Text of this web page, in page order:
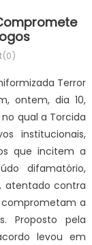
Terror
ontem, dia 10,
qual a Torcida
institucionais,
que incitem a
difamatório,
atentado contra
a
Proposto pela
levou em